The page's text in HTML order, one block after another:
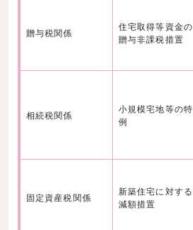
贈与税関係
住宅取得等資金の
贈与非課税措置
相続税関係
小規模宅地等の特
例
固定資産税関係
新築住宅に対する
減額措置